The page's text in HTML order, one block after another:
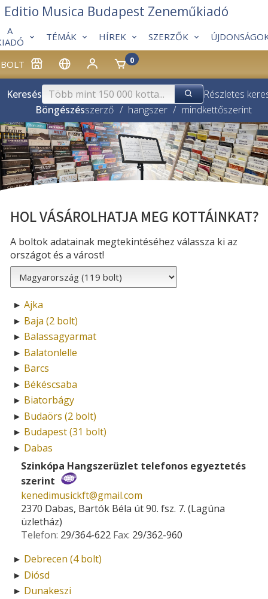
BOLT 0
A
TÉMÁK HÍREK SZERZŐK
Editio Musica Budapest Zeneműkiadó
Keresés
Részletes
Böngészésszerző / hangszer / mindkettőszerint
HOL VÁSÁROLHATJA MEG KOTTÁINKAT?
A boltok adatainak megtekintéséhez válassza ki az
országot és a várost!
► Ajka
► Baja (2 bolt)
► Balassagyarmat
► Balatonlelle
► Barcs
► Békéscsaba
► Biatorbágy
► Budaörs (2 bolt)
► Budapest (31 bolt)
► Dabas
Szinkópa Hangszerüzlet telefonos egyeztetés
szerint
kenedimusickft­@­gmail.com
2370 Dabas, Bartók Béla út 90. fsz. 7. (Lagúna
üzletház)
Telefon: 29/364-622 Fax: 29/362-960
► Debrecen (4 bolt)
► Diósd
► Dunakeszi